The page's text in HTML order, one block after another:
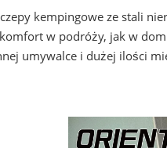
kempingowe ze stali
w podróży, jak w
umywalce i dużej ilości